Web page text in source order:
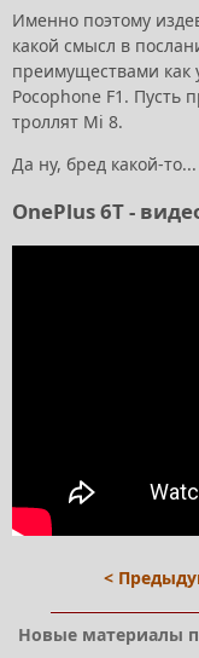
Именно поэтому
какой смысл в
преимуществами как
Pocophone F1. Пусть
троллят Mi 8.
Да ну, бред какой-то...
OnePlus 6T -
<
Новые материалы